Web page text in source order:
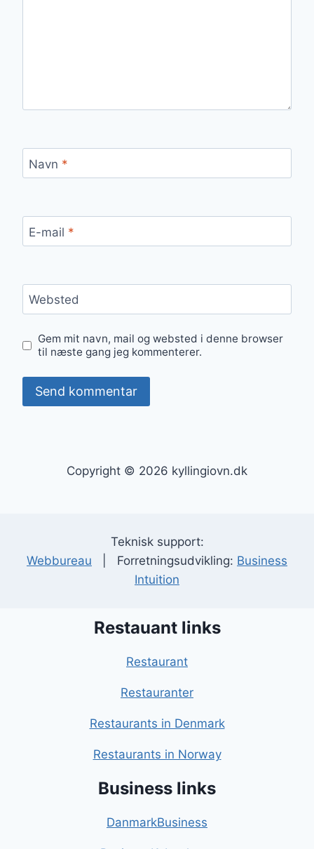
Navn *
E-mail *
Websted
Gem mit navn, mail og websted i denne browser
til næste gang jeg kommenterer.
Copyright © 2026 kyllingiovn.dk
Teknisk support:
Webbureau | Forretningsudvikling: Business
Intuition
Restauant links
Restaurant
Restauranter
Restaurants in Denmark
Restaurants in Norway
Business links
DanmarkBusiness